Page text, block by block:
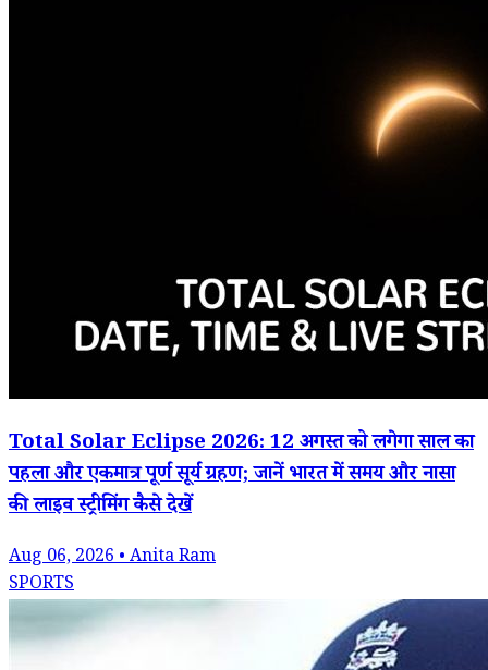
Total Solar Eclipse 2026: 12 अगस्त को लगेगा साल का
पहला और एकमात्र पूर्ण सूर्य ग्रहण; जानें भारत में समय और नासा
की लाइव स्ट्रीमिंग कैसे देखें
Aug 06, 2026 • Anita Ram
SPORTS